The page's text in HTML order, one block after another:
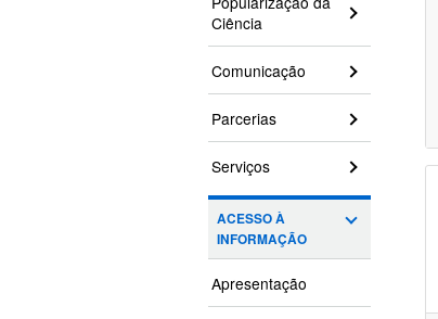
Ciência
Comunicação
Parcerias
Serviços
ACESSO À
INFORMAÇÃO
Apresentação